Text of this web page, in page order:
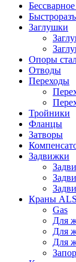
Заглушки
Опоры
Отводы
Переходы
Тройники
Фланцы
Затворы
Задвижки
Краны
Gas
Для
Для
Для